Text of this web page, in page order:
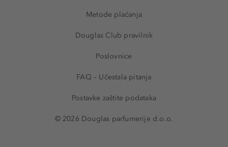
Metode plaćanja
Douglas Club pravilnik
Poslovnice
FAQ – Učestala pitanja
Postavke zaštite podataka
© 2026 Douglas parfumerije d.o.o.